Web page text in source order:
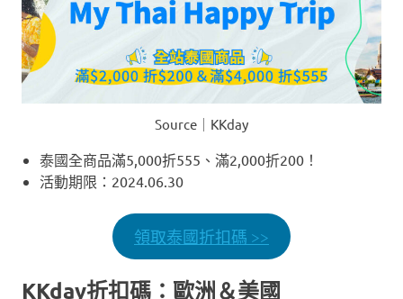
Source｜KKday
泰國全商品滿5,000折555、滿2,000折200！
活動期限：2024.06.30
領取泰國折扣碼 >>
KKday折扣碼：歐洲＆美國